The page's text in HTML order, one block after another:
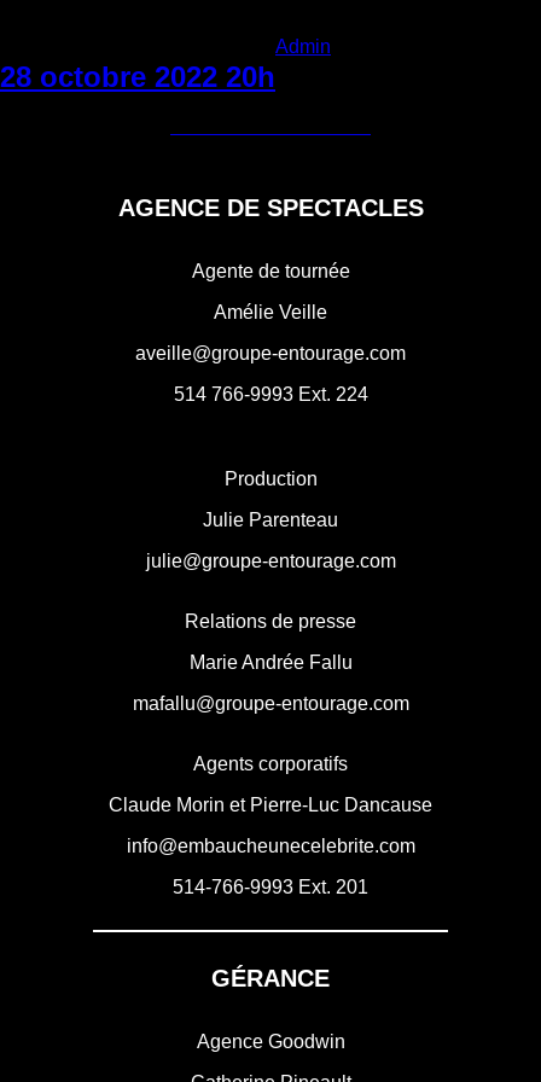
28 octobre 2022 20h
Admin
Categories:
de
AGENCE DE SPECTACLES
Agente de tournée
Amélie Veille
aveille@groupe-entourage.com
514 766-9993Ext. 224
Production
Julie Parenteau
julie@groupe-entourage.com
Relations de presse
Marie Andrée Fallu
mafallu@groupe-entourage.com
Agents corporatifs
Claude Morin et Pierre-Luc Dancause
info@embaucheunecelebrite.com
514-766-9993 Ext. 201
GÉRANCE
Agence Goodwin